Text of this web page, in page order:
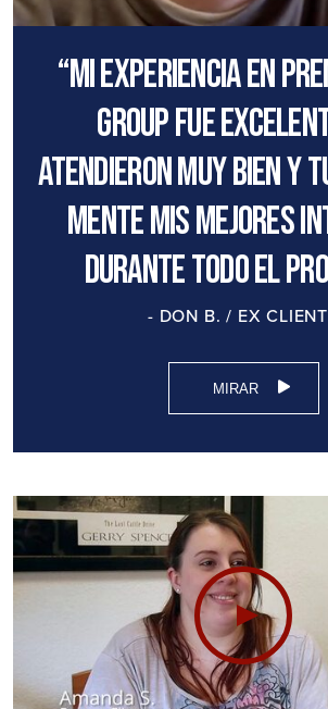
“Mi experiencia en
Group fue
atendieron muy bien y
mente mis mejores
durante todo el
- DON B. / EX
MIRAR